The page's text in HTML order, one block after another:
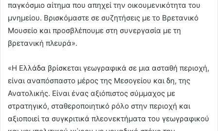
παγκόσμιο αίτημα που απηχεί την οικουμενικότητα του
μνημείου. Βρισκόμαστε σε συζητήσεις με το Βρετανικό
Μουσείο και προσβλέπουμε στη συνεργασία με τη
βρετανική πλευρά».
«Η Ελλάδα βρίσκεται γεωγραφικά σε μια ασταθή περιοχή,
είναι αναπόσπαστο μέρος της Μεσογείου και δη, της
Ανατολικής. Είναι ένας αξιόπιστος σύμμαχος με
στρατηγικό, σταθεροποιητικό ρόλο στην περιοχή και
αξιοποιεί τα συγκριτικά πλεονεκτήματα του γεωγραφικού